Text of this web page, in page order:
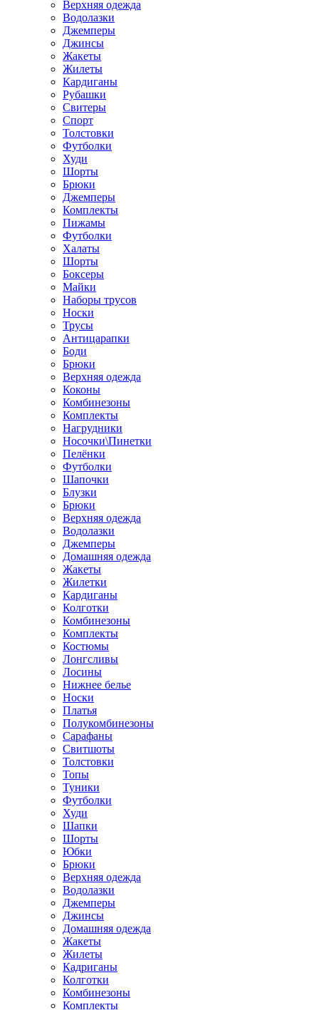
Верхняя одежда
Водолазки
Джемперы
Джинсы
Жакеты
Жилеты
Кардиганы
Рубашки
Свитеры
Спорт
Толстовки
Футболки
Худи
Шорты
Брюки
Джемперы
Комплекты
Пижамы
Футболки
Халаты
Шорты
Боксеры
Майки
Наборы трусов
Носки
Трусы
Антицарапки
Боди
Брюки
Верхняя одежда
Коконы
Комбинезоны
Комплекты
Нагрудники
Носочки\Пинетки
Пелёнки
Футболки
Шапочки
Блузки
Брюки
Верхняя одежда
Водолазки
Джемперы
Домашняя одежда
Жакеты
Жилетки
Кардиганы
Колготки
Комбинезоны
Комплекты
Костюмы
Лонгсливы
Лосины
Нижнее белье
Носки
Платья
Полукомбинезоны
Сарафаны
Свитшоты
Толстовки
Топы
Туники
Футболки
Худи
Шапки
Шорты
Юбки
Брюки
Верхняя одежда
Водолазки
Джемперы
Джинсы
Домашняя одежда
Жакеты
Жилеты
Кадриганы
Колготки
Комбинезоны
Комплекты